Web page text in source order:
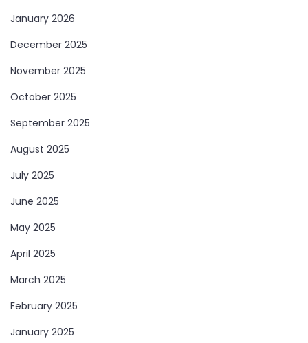
January 2026
December 2025
November 2025
October 2025
September 2025
August 2025
July 2025
June 2025
May 2025
April 2025
March 2025
February 2025
January 2025